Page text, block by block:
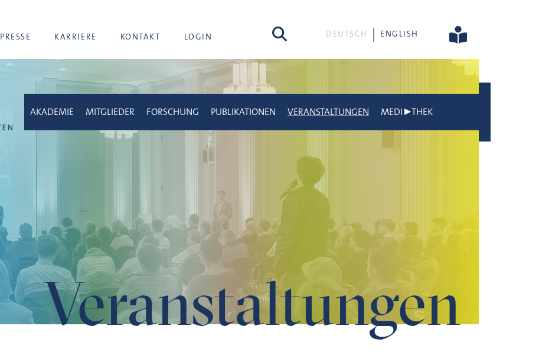
PRESSE KARRIERE KONTAKT LOGIN Suche DEUTSCH ENGLISH
Veranstaltungen
AKADEMIE MITGLIEDER FORSCHUNG PUBLIKATIONEN VERANSTALTUNGEN MEDI▶THEK